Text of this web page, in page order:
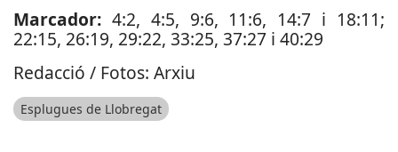
Marcador: 4:2, 4:5, 9:6, 11:6, 14:7 i 18:11;
22:15, 26:19, 29:22, 33:25, 37:27 i 40:29
Redacció / Fotos: Arxiu
Esplugues de Llobregat